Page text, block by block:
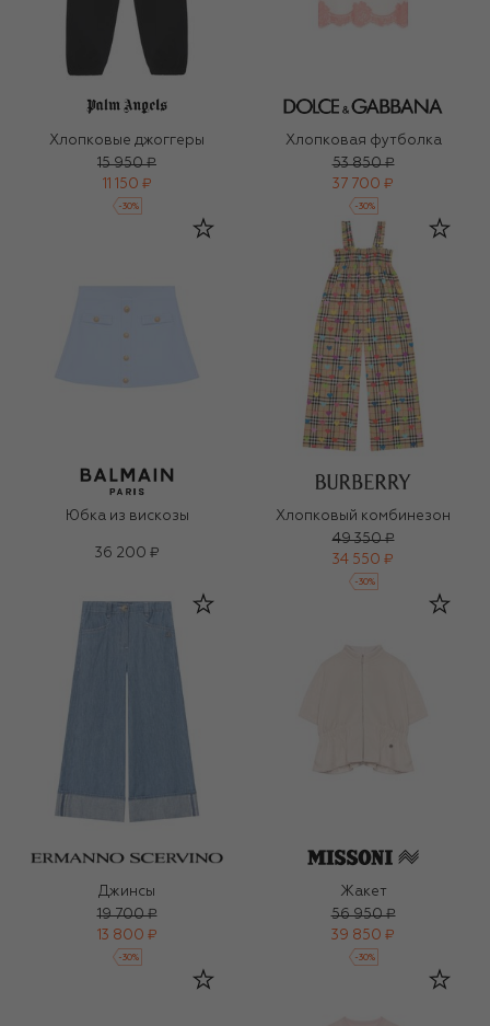
Хлопковые джоггеры
15 950 ₽
11 150 ₽
-30%
Хлопковая футболка
53 850 ₽
37 700 ₽
-30%
Юбка из вискозы
36 200 ₽
Хлопковый комбинезон
49 350 ₽
34 550 ₽
-30%
Джинсы
19 700 ₽
13 800 ₽
-30%
Жакет
56 950 ₽
39 850 ₽
-30%